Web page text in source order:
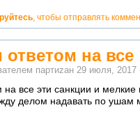
, чтобы отправлять
на все
партиzан 29 июля, 2017
все эти санкции и
делом надавать по ушам